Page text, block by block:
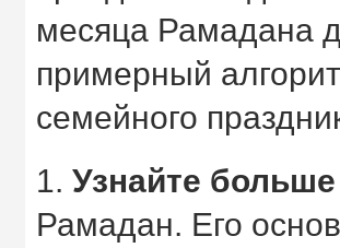
месяца Рамадана
примерный
семейного
1. Узнайте больше
Рамадан. Его